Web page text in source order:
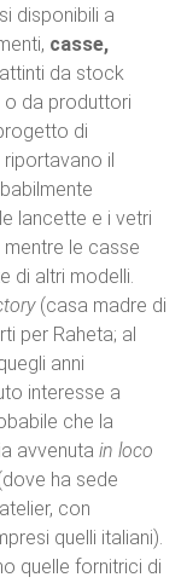
disponibili a
casse,
da stock
o da produttori
di
il
lancette e i vetri
le casse
di altri modelli.
(casa madre di
per Raheta; al
anni
interesse a
che la
avvenutain loco
ha sede
con
quelli italiani).
quelle fornitrici di